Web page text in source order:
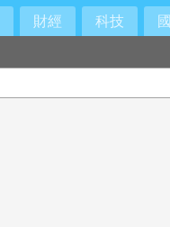
財經 科技